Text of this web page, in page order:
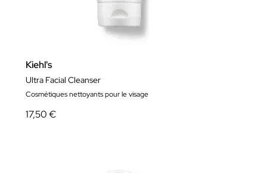
Kiehl's
Ultra Facial Cleanser
Cosmétiques nettoyants pour le visage
17,50 €